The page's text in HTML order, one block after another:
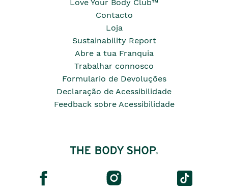
Love Your Body Club™
Contacto
Loja
Sustainability Report
Abre a tua Franquia
Trabalhar connosco
Formulario de Devoluções
Declaração de Acessibilidade
Feedback sobre Acessibilidade